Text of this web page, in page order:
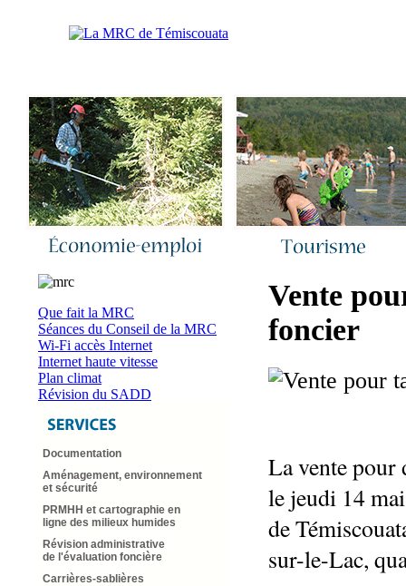
Que fait la MRC
Séances du Conseil de la MRC
Wi-Fi accès Internet
Internet haute vitesse
Plan climat
Révision du SADD
Documentation
Aménagement, environnement
et sécurité
PRMHH et cartographie en
ligne des milieux humides
Révision administrative
de l'évaluation foncière
Carrières-sablières
Vente
foncier
La vente pour
le jeudi 14
de
sur-le-Lac,